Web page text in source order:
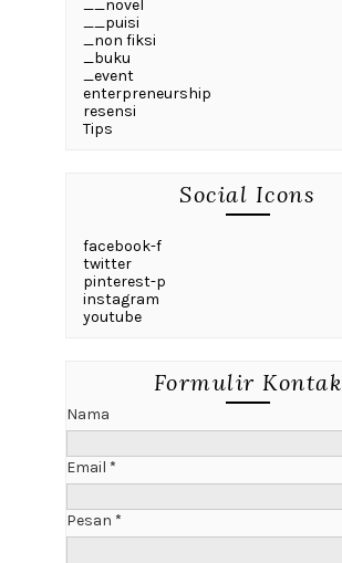
__novel
__puisi
_non fiksi
_buku
_event
enterpreneurship
resensi
Tips
Social Icons
facebook-f
twitter
pinterest-p
instagram
youtube
Formulir Kontak
Nama
Email *
Pesan *